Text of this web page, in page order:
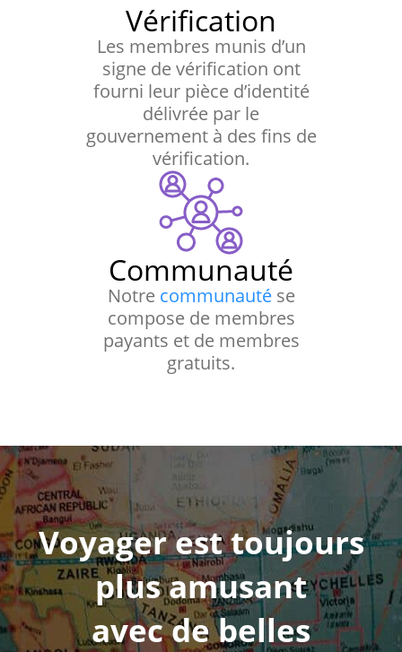
Vérification
Les membres munis d’un
signe de vérification ont
fourni leur pièce d’identité
délivrée par le
gouvernement à des fins de
vérification.
Communauté
Notre communautése
compose de membres
payants et de membres
gratuits.
Voyager est toujours
plus amusant
avec de belles